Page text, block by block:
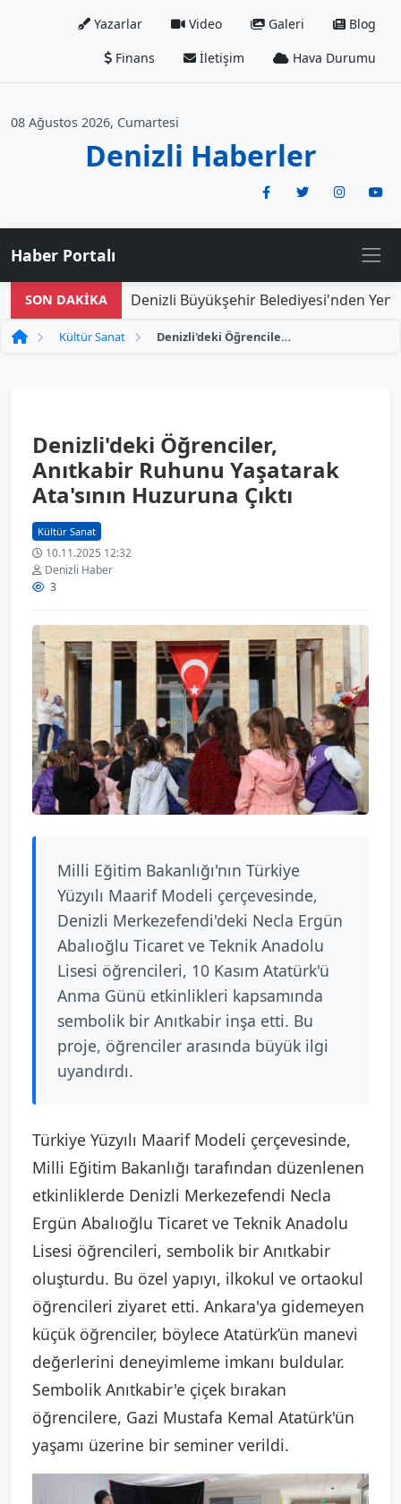
Yazarlar Video Galeri
Blog
Finans
İletişim Hava Durumu
08 Ağustos 2026, Cumartesi
Denizli Haberler
Haber Portalı
SON DAKİKA Denizli Büyükşehir Belediyesi'nden Yeni
Kültür Sanat Denizli'deki Öğrenciler, Anıtkabir Ruhunu Yaşatarak Ata'sının Huzuruna Çıktı
Denizli'deki Öğrenciler,
Anıtkabir Ruhunu Yaşatarak
Ata'sının Huzuruna Çıktı
Kültür Sanat
10.11.2025 12:32
Denizli Haber
3
Milli Eğitim Bakanlığı'nın Türkiye
Yüzyılı Maarif Modeli çerçevesinde,
Denizli Merkezefendi'deki Necla Ergün
Abalıoğlu Ticaret ve Teknik Anadolu
Lisesi öğrencileri, 10 Kasım Atatürk'ü
Anma Günü etkinlikleri kapsamında
sembolik bir Anıtkabir inşa etti. Bu
proje, öğrenciler arasında büyük ilgi
uyandırdı.
Türkiye Yüzyılı Maarif Modeli çerçevesinde,
Milli Eğitim Bakanlığı tarafından düzenlenen
etkinliklerde Denizli Merkezefendi Necla
Ergün Abalıoğlu Ticaret ve Teknik Anadolu
Lisesi öğrencileri, sembolik bir Anıtkabir
oluşturdu. Bu özel yapıyı, ilkokul ve ortaokul
öğrencileri ziyaret etti. Ankara'ya gidemeyen
küçük öğrenciler, böylece Atatürk’ün manevi
değerlerini deneyimleme imkanı buldular.
Sembolik Anıtkabir'e çiçek bırakan
öğrencilere, Gazi Mustafa Kemal Atatürk'ün
yaşamı üzerine bir seminer verildi.